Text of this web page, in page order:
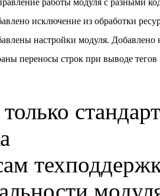
работы модуля с разными
исключение из обработки
настройки модуля. Добавлено
переносы строк при выводе тегов